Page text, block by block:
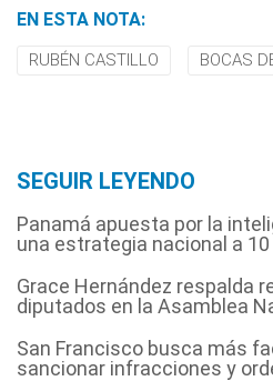
EN ESTA NOTA:
RUBÉN CASTILLO BOCAS
SEGUIR LEYENDO
Panamá apuesta por la
una estrategia nacional a
Grace Hernández respalda
diputados en la Asamblea
San Francisco busca más
sancionar infracciones y